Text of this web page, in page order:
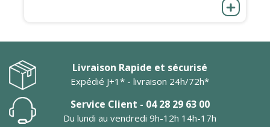
Livraison Rapide et sécurisé
Expédié J+1* - livraison 24h/72h*
Service Client - 04 28 29 63 00
Du lundi au vendredi 9h-12h 14h-17h